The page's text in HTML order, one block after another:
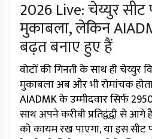
2026 Live: चेय्युर
मुकाबला, लेकिन
बढ़त बनाए हुए हैं
वोटों की गिनती के साथ ही चेय्युर
मुकाबला अब और भी रोमांचक
AIADMK के उम्मीदवार सिर्फ
साथ अपने करीबी प्रतिद्वंद्वी से
को कायम रख पाएगा, या इस सीट